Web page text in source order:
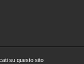
su questo sito